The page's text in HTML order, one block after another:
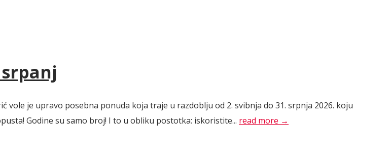
vole je upravo posebna ponuda koja traje u razdoblju od 2. svibnja do 31. srpnja 2026. koju
Godine su samo broj! I to u obliku postotka: iskoristite... read more →